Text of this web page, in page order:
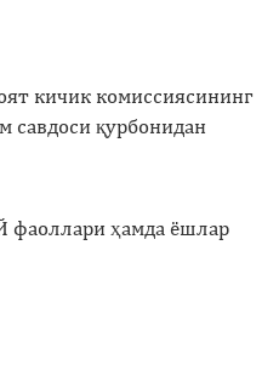
кичик комиссиясининг
савдоси қурбонидан
фаоллари ҳамда ёшлар